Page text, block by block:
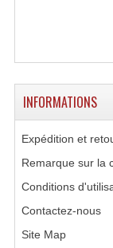
INFORMATIONS
Expédition et
Remarque sur la
Conditions
Contactez-nous
Site Map